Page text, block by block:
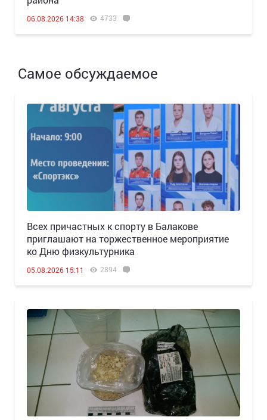
06.08.2026 14:38 4733
Самое обсуждаемое
Всех причастных к спорту в Балакове
приглашают на торжественное мероприятие
ко Дню физкультурника
05.08.2026 15:11 2894